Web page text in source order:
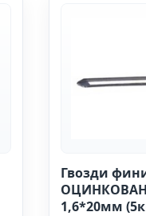
Гвозди
1,6*20мм